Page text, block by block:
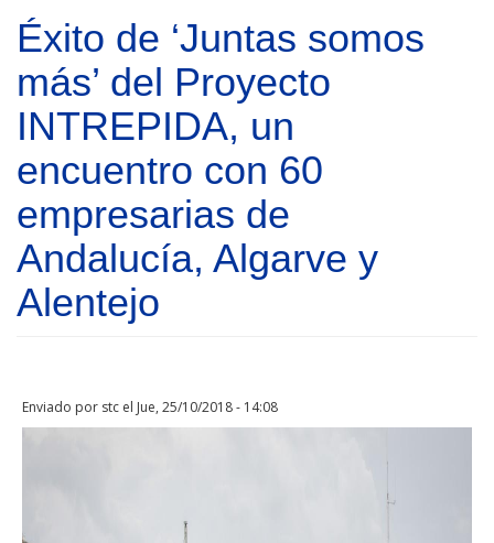
Éxito de ‘Juntas somos
más’ del Proyecto
INTREPIDA, un
encuentro con 60
empresarias de
Andalucía, Algarve y
Alentejo
Enviado por stc el Jue, 25/10/2018 - 14:08